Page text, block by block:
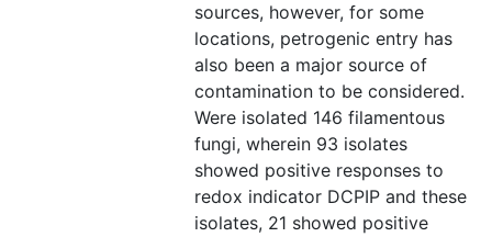
sources, however, for some
locations, petrogenic entry has
also been a major source of
contamination to be considered.
Were isolated 146 filamentous
fungi, wherein 93 isolates
showed positive responses to
redox indicator DCPIP and these
isolates, 21 showed positive